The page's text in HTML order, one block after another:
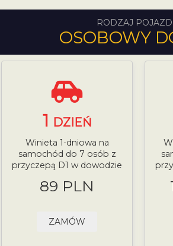
RODZAJ
OSOBOWY
1 DZIEŃ
Winieta 1-dniowa na
samochód do 7 osób z
przyczepą D1 w dowodzie
89 PLN
ZAMÓW